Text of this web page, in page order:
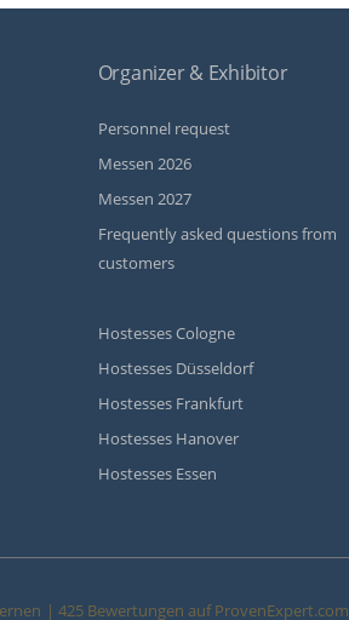
Organizer & Exhibitor
Personnel request
Messen 2026
Messen 2027
Frequently asked questions from
customers
Hostesses Cologne
Hostesses Düsseldorf
Hostesses Frankfurt
Hostesses Hanover
Hostesses Essen
| 425 Bewertungen auf ProvenExpert.com